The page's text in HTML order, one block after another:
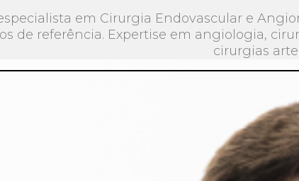
em Cirurgia Endovascular e
de referência. Expertise em angiologia,
cirurgias